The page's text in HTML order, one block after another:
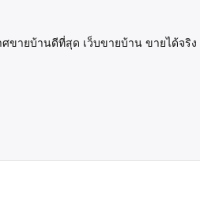
ายบ้านดีที่สุด เว็บขายบ้าน ขายได้จ